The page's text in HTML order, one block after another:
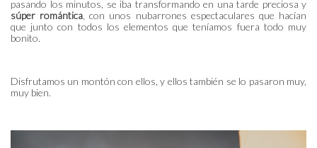
pasando los minutos, se iba transformando en una tarde preciosa y
súper romántica , con unos nubarrones espectaculares que hacían
que junto con todos los elementos que teníamos fuera todo muy
bonito.
Disfrutamos un montón con ellos, y ellos también se lo pasaron muy,
muy bien.